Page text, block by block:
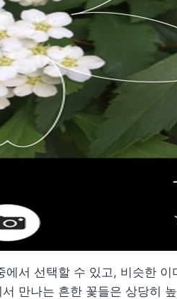
서 선택할 수 있고, 비슷한 이
만나는 흔한 꽃들은 상당히